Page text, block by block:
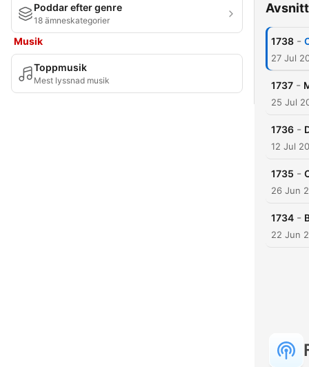
Poddar efter genre
18 ämneskategorier
Musik
Toppmusik
Mest lyssnad musik
Avsnitt
1738 -
27 Jul
1737 -
25 Jul
1736 -
12 Jul
1735 -
26 Jun
1734 -
22 Jun